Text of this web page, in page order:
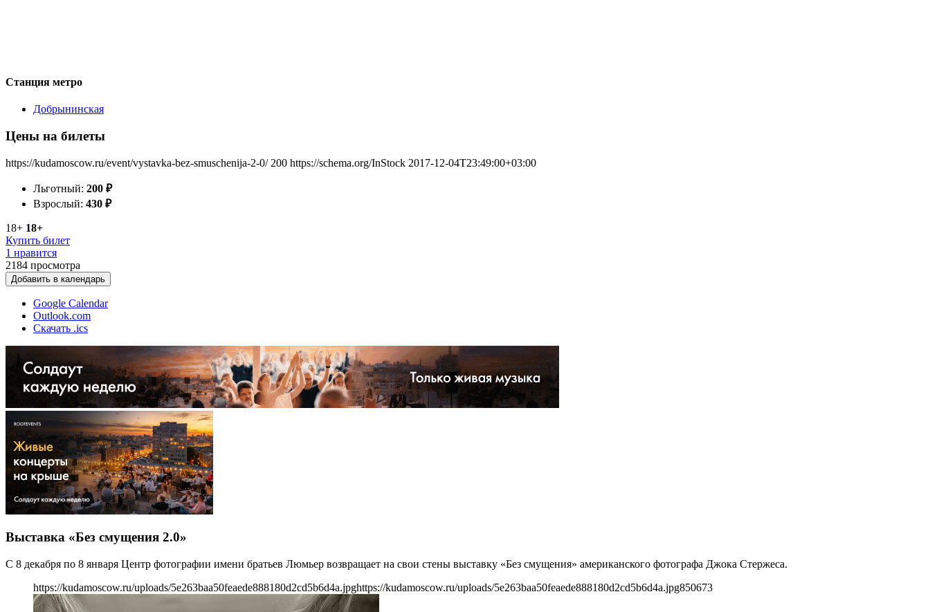
Станция метро
Добрынинская
Цены на билеты
https://kudamoscow.ru/event/vystavka-bez-smuschenija-2-0/ 200 https://schema.org/InStock 2017-12-04T23:49:00+03:00
Льготный: 200 ₽
Взрослый: 430 ₽
18+ 18+
Купить билет
1 нравится
2184 просмотра
Добавить в календарь
Google Calendar
Outlook.com
Скачать .ics
Выставка «Без смущения 2.0»
С 8 декабря по 8 января Центр фотографии имени братьев Люмьер возвращает на свои стены выставку «Без cмущения» американского фотографа Джока Стержеса.
https://kudamoscow.ru/uploads/5e263baa50feaede888180d2cd5b6d4a.jpghttps://kudamoscow.ru/uploads/5e263baa50feaede888180d2cd5b6d4a.jpg850673